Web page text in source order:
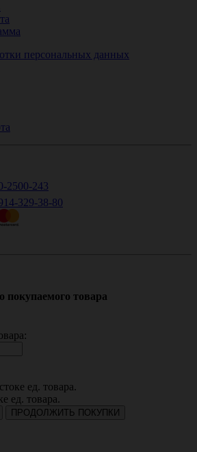
персональных данных
2500-243
329-38-80
покупаемого товара
ед. товара.
ед. товара.
ПРОДОЛЖИТЬ ПОКУПКИ